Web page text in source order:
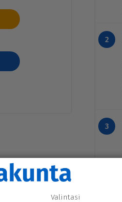
Valintasi